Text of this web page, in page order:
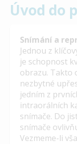
Úvod do
Snímání a
Jednou z
je schopnost
obrazu. Takto
nezbytné
jedním z
intraorálních
snímače. Do
snímače
Vezmeme-li